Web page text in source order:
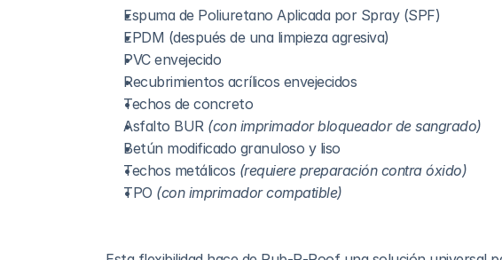
Espuma de Poliuretano Aplicada por Spray (SPF)
EPDM (después de una limpieza agresiva)
PVC envejecido
Recubrimientos acrílicos envejecidos
Techos de concreto
Asfalto BUR (con imprimador bloqueador de sangrado)
Betún modificado granuloso y liso
Techos metálicos (requiere preparación contra óxido)
TPO (con imprimador compatible)